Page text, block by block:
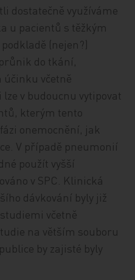
dostatečně využíváme
u pacientů s těžkým
(nejen?)
do tkání,
včetně
v budoucnu vytipovat
kterým tento
onemocnění, jak
V případě pneumonií
použít vyšší
v SPC. Klinická
dávkování byly již
včetně
na větším souboru
by zajisté byly